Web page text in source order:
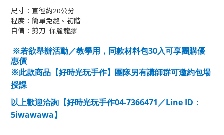
尺寸：直徑約20公分
程度：簡單免縫。初階
自備：剪刀. 保麗龍膠
※若欲舉辦活動／教學用，同款材料包30入可享團購優
惠價
※此款商品【好時光玩手作】團隊另有講師群可邀約包場
授課
以上歡迎洽詢【好時光玩手作04-7366471 ／Line ID ：
5iwawawa 】